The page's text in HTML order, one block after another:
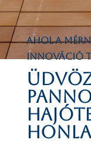
Ahol a
innováció